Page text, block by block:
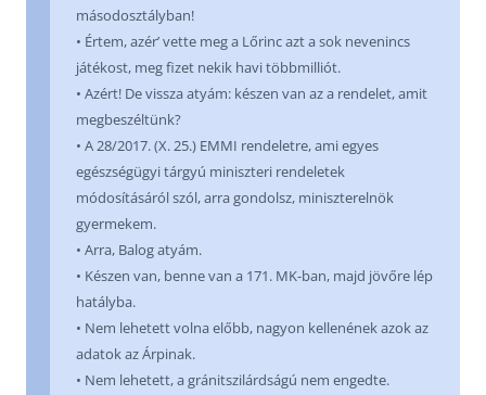
másodosztályban!
• Értem, azér’ vette meg a Lőrinc azt a sok nevenincs
játékost, meg fizet nekik havi többmilliót.
• Azért! De vissza atyám: készen van az a rendelet, amit
megbeszéltünk?
• A 28/2017. (X. 25.) EMMI rendeletre, ami egyes
egészségügyi tárgyú miniszteri rendeletek
módosításáról szól, arra gondolsz, miniszterelnök
gyermekem.
• Arra, Balog atyám.
• Készen van, benne van a 171. MK-ban, majd jövőre lép
hatályba.
• Nem lehetett volna előbb, nagyon kellenének azok az
adatok az Árpinak.
• Nem lehetett, a gránitszilárdságú nem engedte.